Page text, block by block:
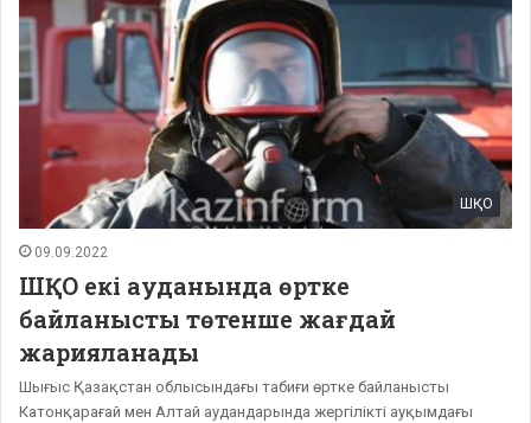
ШҚО
09.09.2022
ШҚО екі ауданында өртке
байланысты төтенше жағдай
жарияланады
Шығыс Қазақстан облысындағы табиғи өртке байланысты
Катонқарағай мен Алтай аудандарында жергілікті ауқымдағы